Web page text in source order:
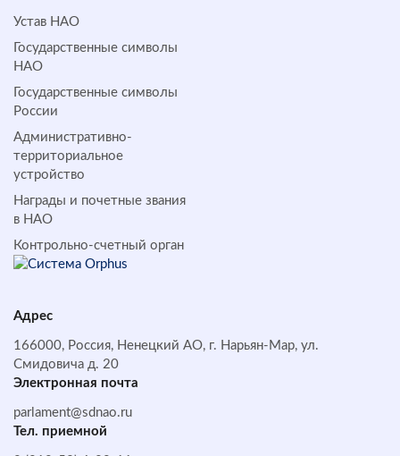
Устав НАО
Государственные символы
НАО
Государственные символы
России
Административно-
территориальное
устройство
Награды и почетные звания
в НАО
Контрольно-счетный орган
Адрес
166000, Россия, Ненецкий АО, г. Нарьян-Мар, ул.
Смидовича д. 20
Электронная почта
parlament@sdnao.ru
Тел. приемной